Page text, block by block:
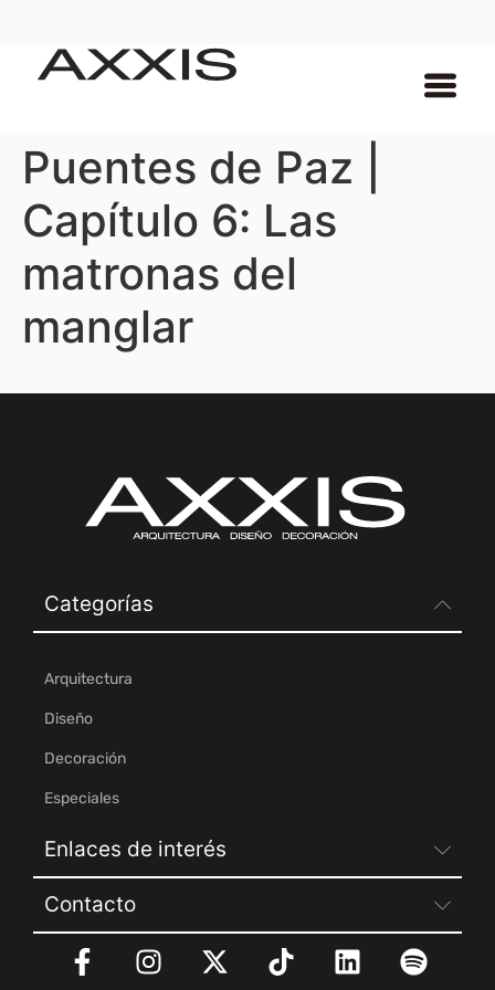
Puentes de Paz |
Capítulo 6: Las
matronas del
manglar
Categorías
Arquitectura
Diseño
Decoración
Especiales
Enlaces de interés
Contacto